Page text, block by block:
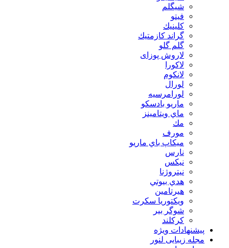
شیگلم
فيتو
كلينيك
گراند كازمتيك
گلم گلو
لاروش پوزای
لاكورا
لانكوم
لورال
لورامرسيه
ماريو بادسكو
ماي ويتامينز
مك
مورف
ميكاپ باي ماريو
نارس
نيكس
نیتروژنا
هدي بيوتي
هیرتامین
ویکتوریا سکرت
شوگر بير
کرکلند
پیشنهادات ویژه
مجله زیبایی لنور